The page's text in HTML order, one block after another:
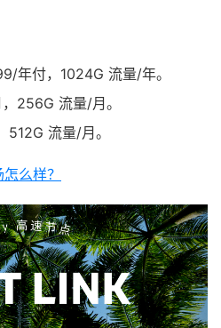
年付，1024G 流量/年。
256G 流量/月。
流量/月。
么样？